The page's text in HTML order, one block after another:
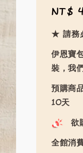
price
NT$
★ 請務
伊恩寶
裝，我
預購商
10天
欲
全館消